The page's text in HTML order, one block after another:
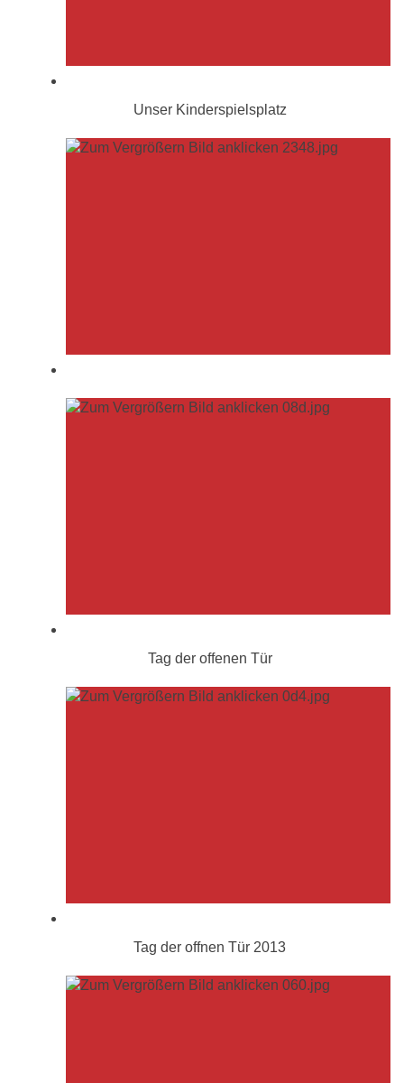
Unser Kinderspielsplatz
Tag der offenen Tür
Tag der offnen Tür 2013